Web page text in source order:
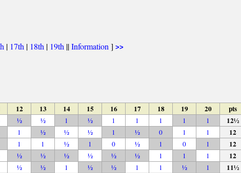
| 17th | 18th | 19th ||Information] >>
12 13 14 15 16 17 18 19 20
pts
½ ½ 1 ½ 1 1 1 1 1
12½
1 ½ ½ ½ 1 ½ 0 1 1
12
1 1 ½ 1 0 ½ 1 0 1
12
½ ½ ½ ½ ½ ½ 1 1 1 12
½ ½ 1 ½ ½ 1 1 ½ 1 11½